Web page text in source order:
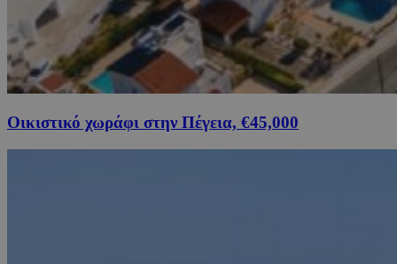
Οικιστικό χωράφι στην Πέγεια, €45,000